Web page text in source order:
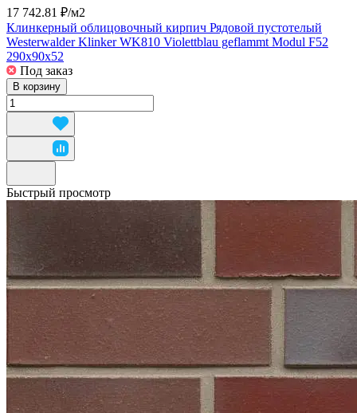
17 742.81 ₽/м2
Клинкерный облицовочный кирпич Рядовой пустотелый
Westerwalder Klinker WK810 Violettblau geflammt Modul F52
290x90x52
Под заказ
В корзину
Быстрый просмотр